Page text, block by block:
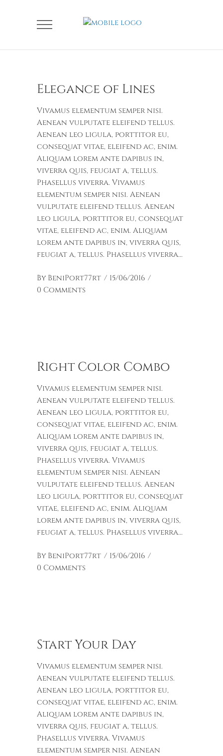
Elegance of Lines
Vivamus elementum semper nisi.
Aenean vulputate eleifend tellus.
Aenean leo ligula, porttitor eu,
consequat vitae, eleifend ac, enim.
Aliquam lorem ante dapibus in,
viverra quis, feugiat a, tellus.
Phasellus viverra. Vivamus
elementum semper nisi. Aenean
vulputate eleifend tellus. Aenean
leo ligula, porttitor eu, consequat
vitae, eleifend ac, enim. Aliquam
lorem ante dapibus in, viverra quis,
feugiat a, tellus. Phasellus viverra
ByBeniPort77rt
15/06/2016
0 Comments
Right Color Combo
Vivamus elementum semper nisi.
Aenean vulputate eleifend tellus.
Aenean leo ligula, porttitor eu,
consequat vitae, eleifend ac, enim.
Aliquam lorem ante dapibus in,
viverra quis, feugiat a, tellus.
Phasellus viverra. Vivamus
elementum semper nisi. Aenean
vulputate eleifend tellus. Aenean
leo ligula, porttitor eu, consequat
vitae, eleifend ac, enim. Aliquam
lorem ante dapibus in, viverra quis,
feugiat a, tellus. Phasellus viverra
ByBeniPort77rt
15/06/2016
0 Comments
Start Your Day
Vivamus elementum semper nisi.
Aenean vulputate eleifend tellus.
Aenean leo ligula, porttitor eu,
consequat vitae, eleifend ac, enim.
Aliquam lorem ante dapibus in,
viverra quis, feugiat a, tellus.
Phasellus viverra. Vivamus
elementum semper nisi. Aenean